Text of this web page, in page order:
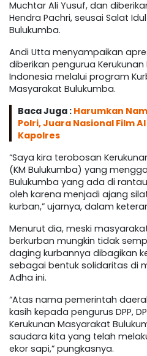
Muchtar Ali Yusuf, dan
Hendra Pachri, seusai Salat
Bulukumba.
Andi Utta menyampaikan
diberikan pengurua
Indonesia melalui program
Masyarakat Bulukumba.
Baca Juga : Harumkan
Polri, Juara Nasional Film
Kapolres
“Saya kira terobosan
(KM Bulukumba) yang
Bulukumba yang ada di
oleh karena menjadi ajang
kurban,” ujarnya, dalam
Menurut dia, meski
berkurban mungkin tidak
daging kurbannya dibagikan
sebagai bentuk solidaritas di
Adha ini.
“Atas nama pemerintah
kasih kepada pengurus DPP,
Kerukunan Masyarakat
saudara kita yang telah
ekor sapi,” pungkasnya.